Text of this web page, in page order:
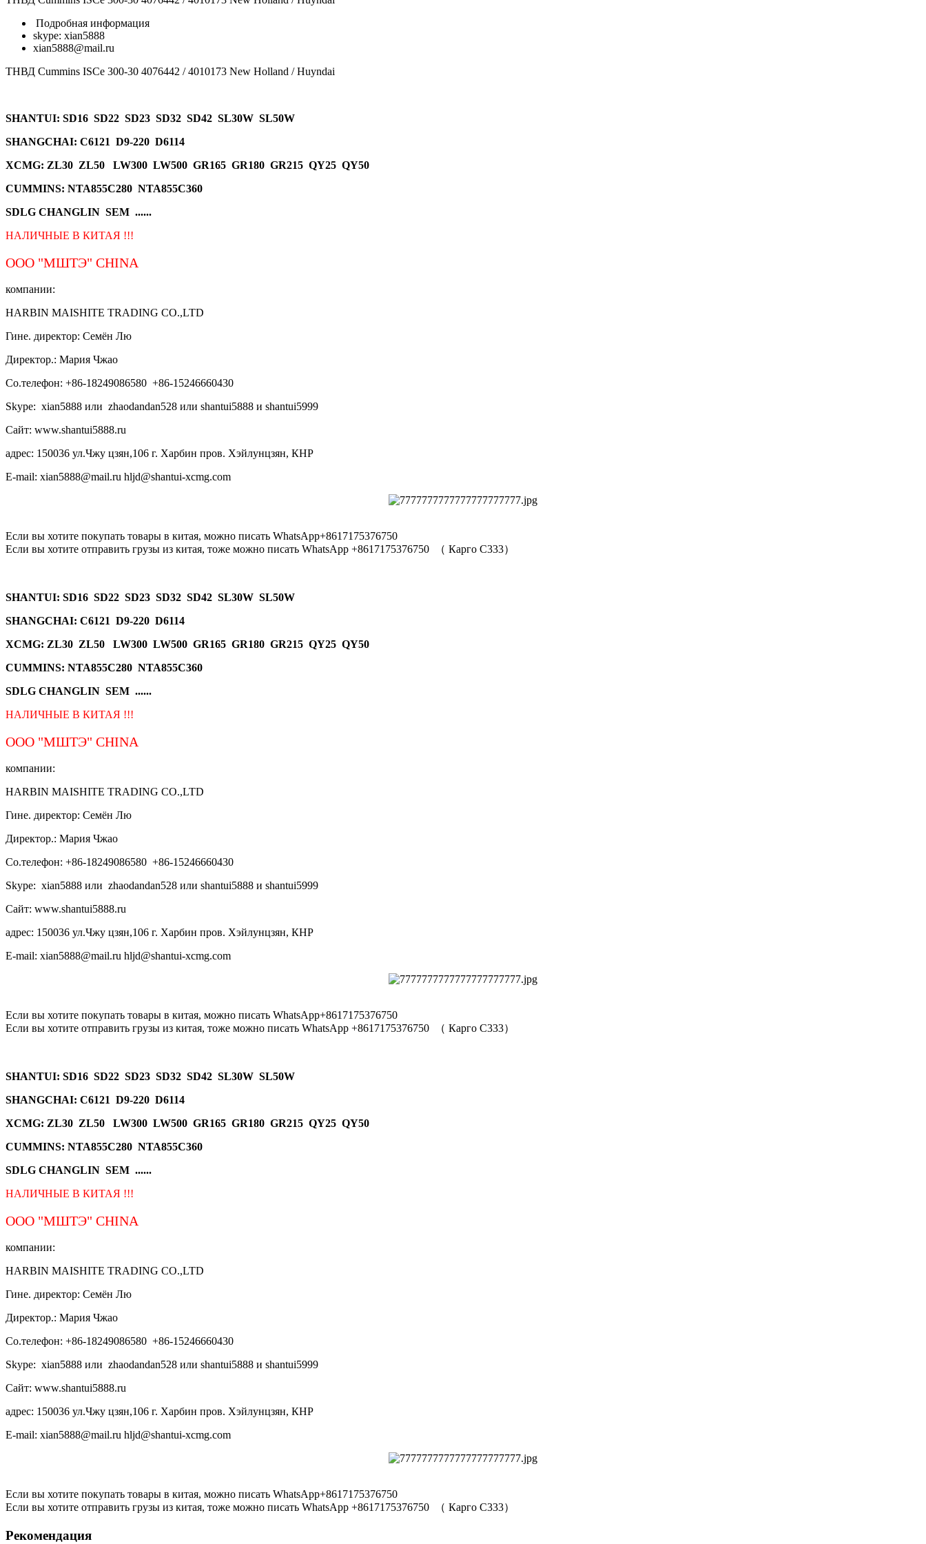
Подробная информация
skype: xian5888
xian5888@mail.ru
ТНВД Cummins ISCe 300-30 4076442 / 4010173 New Holland / Huyndai
SHANTUI: SD16 SD22 SD23 SD32 SD42 SL30W SL50W
SHANGCHAI: C6121 D9-220 D6114
XCMG: ZL30 ZL50 LW300 LW500 GR165 GR180 GR215 QY25 QY50
CUMMINS: NTA855C280 NTA855C360
SDLG CHANGLIN SEM ......
НАЛИЧНЫЕ В КИТАЯ !!!
ООО "МШТЭ" CHINA
компании:
HARBIN MAISHITE TRADING CO.,LTD
Гине. директор: Семён Лю
Директор.: Мария Чжао
Со.телефон: +86-18249086580 +86-15246660430
Skype: xian5888 или zhaodandan528 или shantui5888 и shantui5999
Сайт: www.shantui5888.ru
адрес: 150036 ул.Чжу цзян,106 г. Харбин пров. Хэйлунцзян, КНР
E-mail: xian5888@mail.ru hljd@shantui-xcmg.com
Если вы хотите покупать товары в китая, можно писать WhatsApp+8617175376750
Если вы хотите отправить грузы из китая, тоже можно писать WhatsApp +8617175376750 （ Карго C333）
SHANTUI: SD16 SD22 SD23 SD32 SD42 SL30W SL50W
SHANGCHAI: C6121 D9-220 D6114
XCMG: ZL30 ZL50 LW300 LW500 GR165 GR180 GR215 QY25 QY50
CUMMINS: NTA855C280 NTA855C360
SDLG CHANGLIN SEM ......
НАЛИЧНЫЕ В КИТАЯ !!!
ООО "МШТЭ" CHINA
компании:
HARBIN MAISHITE TRADING CO.,LTD
Гине. директор: Семён Лю
Директор.: Мария Чжао
Со.телефон: +86-18249086580 +86-15246660430
Skype: xian5888 или zhaodandan528 или shantui5888 и shantui5999
Сайт: www.shantui5888.ru
адрес: 150036 ул.Чжу цзян,106 г. Харбин пров. Хэйлунцзян, КНР
E-mail: xian5888@mail.ru hljd@shantui-xcmg.com
Если вы хотите покупать товары в китая, можно писать WhatsApp+8617175376750
Если вы хотите отправить грузы из китая, тоже можно писать WhatsApp +8617175376750 （ Карго C333）
SHANTUI: SD16 SD22 SD23 SD32 SD42 SL30W SL50W
SHANGCHAI: C6121 D9-220 D6114
XCMG: ZL30 ZL50 LW300 LW500 GR165 GR180 GR215 QY25 QY50
CUMMINS: NTA855C280 NTA855C360
SDLG CHANGLIN SEM ......
НАЛИЧНЫЕ В КИТАЯ !!!
ООО "МШТЭ" CHINA
компании:
HARBIN MAISHITE TRADING CO.,LTD
Гине. директор: Семён Лю
Директор.: Мария Чжао
Со.телефон: +86-18249086580 +86-15246660430
Skype: xian5888 или zhaodandan528 или shantui5888 и shantui5999
Сайт: www.shantui5888.ru
адрес: 150036 ул.Чжу цзян,106 г. Харбин пров. Хэйлунцзян, КНР
E-mail: xian5888@mail.ru hljd@shantui-xcmg.com
Если вы хотите покупать товары в китая, можно писать WhatsApp+8617175376750
Если вы хотите отправить грузы из китая, тоже можно писать WhatsApp +8617175376750 （ Карго C333）
Рекомендация